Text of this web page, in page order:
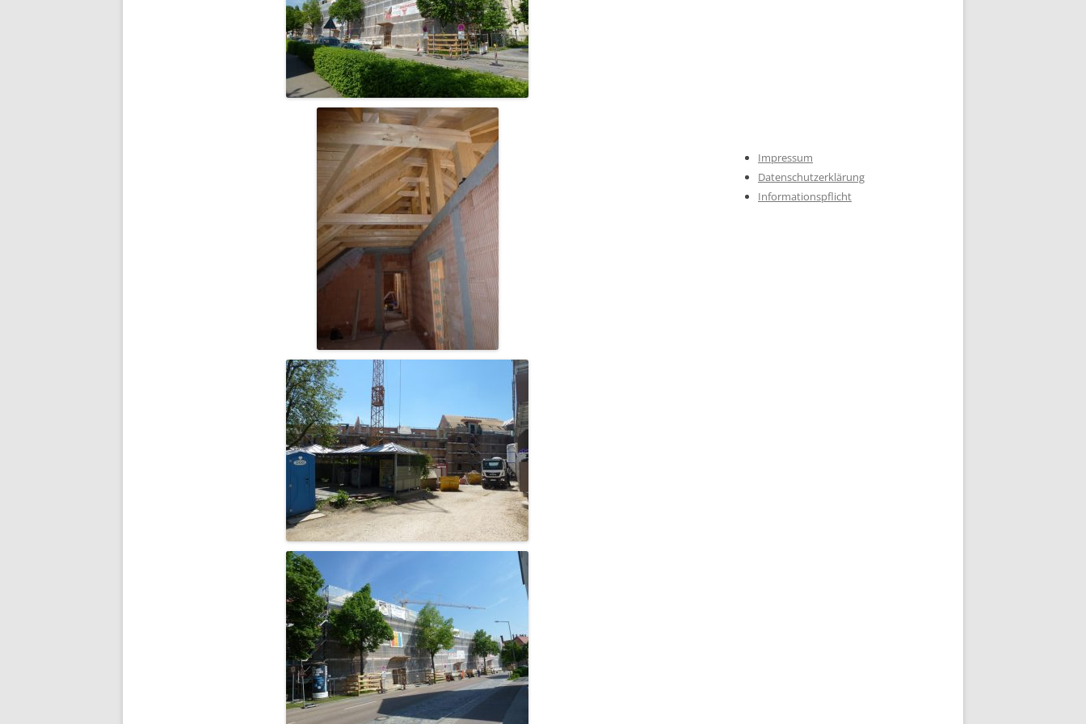
Impressum
Datenschutzerklärung
Informationspflicht